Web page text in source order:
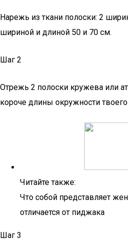
Нарежь из ткани полоски: 2
шириной и длиной 50 и 70 см.
Шаг 2
Отрежь 2 полоски кружева или
короче длины окружности твоего
Читайте также:
Что собой представляет
отличается от пиджака
Шаг 3